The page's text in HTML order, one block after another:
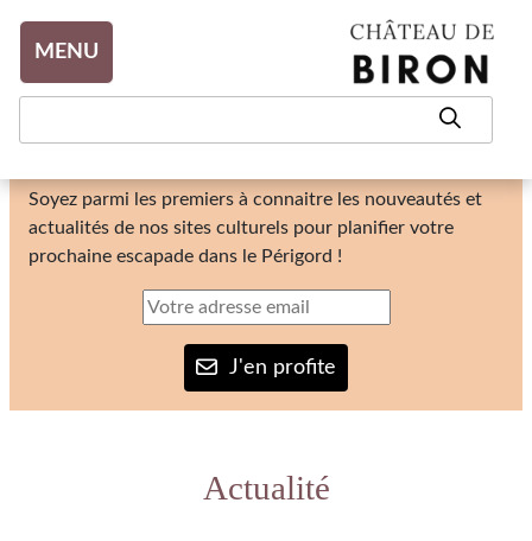
MENU
Notre Newsletter
Soyez parmi les premiers à connaitre les nouveautés et
actualités de nos sites culturels pour planifier votre
prochaine escapade dans le Périgord !
J'en profite
Actualité